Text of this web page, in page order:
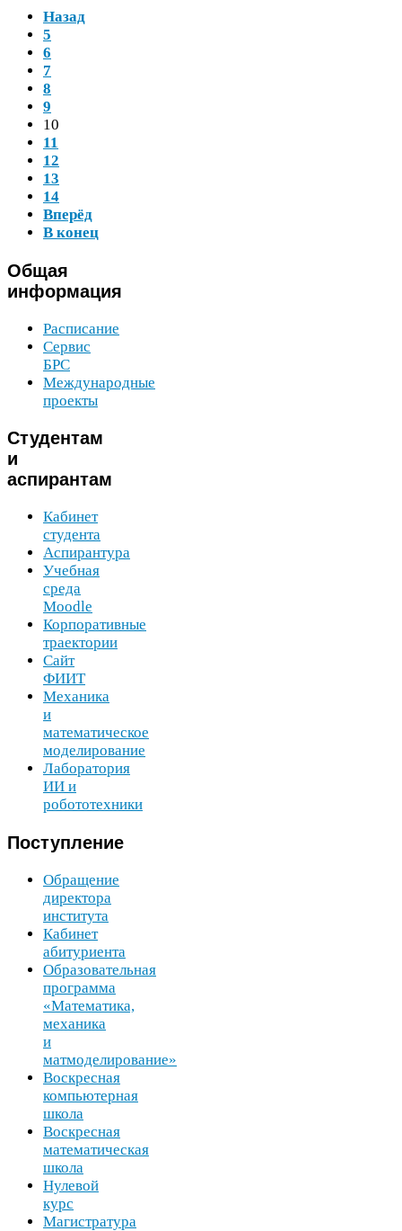
Назад
5
6
7
8
9
10
11
12
13
14
Вперёд
В конец
Общая
информация
Расписание
Сервис
БРС
Международные
проекты
Студентам
и
аспирантам
Кабинет
студента
Аспирантура
Учебная
среда
Moodle
Корпоративные
траектории
Сайт
ФИИТ
Механика
и
математическое
моделирование
Лаборатория
ИИ и
робототехники
Поступление
Обращение
директора
института
Кабинет
абитуриента
Образовательная
программа
«Математика,
механика
и
матмоделирование»
Воскресная
компьютерная
школа
Воскресная
математическая
школа
Нулевой
курс
Магистратура